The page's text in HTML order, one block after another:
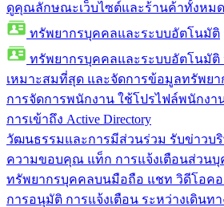
ดูคุณลักษณะเว็บไซต์และร้านค้าทั้งหมด
ทรัพยากรบุคคลและระบบอัตโนมัติ
ทรัพยากรบุคคลและระบบอัตโนมัติ
เหมาะสมที่สุด และจัดการข้อมูลทรัพย
การจัดการพนักงาน ใช้โปรไฟล์พนักงา
การเข้าถึง Active Directory
วัฒนธรรมและการมีส่วนร่วม รับข่าวบ
ความขอบคุณ แท็ก การแจ้งเตือนส่วนบุ
ทรัพยากรบุคคลบนมือถือ แชท วิดีโอค
การอนุมัติ การแจ้งเตือน ระหว่างเดินทา